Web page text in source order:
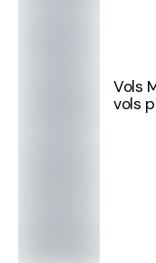
Vols
vols